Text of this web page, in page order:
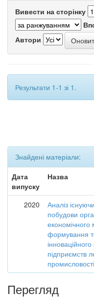
Вивести на сторінку
Автори
Результати 1-1 зі 1.
Знайдені матеріали:
Дата
випуску
Назва
2020
Аналіз
побудови
економічного
формування
підприємств
промисловості
Перегляд